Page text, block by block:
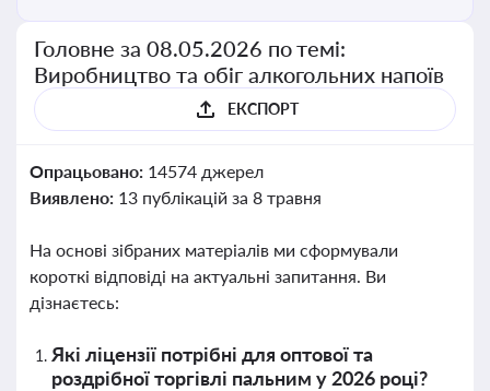
Головне за 08.05.2026 по темі:
Виробництво та обіг алкогольних напоїв
ЕКСПОРТ
Опрацьовано: 14574 джерел
Виявлено: 13 публікацій за 8 травня
На основі зібраних матеріалів ми сформували
короткі відповіді на актуальні запитання. Ви
дізнаєтесь:
Які ліцензії потрібні для оптової та
роздрібної торгівлі пальним у 2026 році?